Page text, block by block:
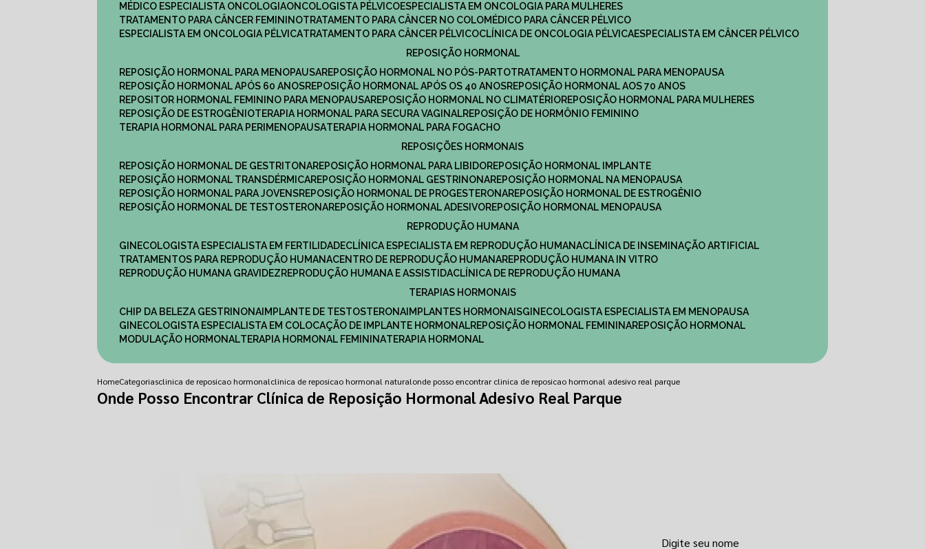
MÉDICO ESPECIALISTA ONCOLOGIA
ONCOLOGISTA PÉLVICO ESPECIALISTA EM ONCOLOGIA PARA MULHERES
TRATAMENTO PARA CÂNCER FEMININO
TRATAMENTO PARA CÂNCER NO COLO
MÉDICO PARA CÂNCER PÉLVICO
ESPECIALISTA EM ONCOLOGIA PÉLVICA
TRATAMENTO PARA CÂNCER PÉLVICO CLÍNICA DE ONCOLOGIA PÉLVICA ESPECIALISTA EM CÂNCER PÉLVICO
REPOSIÇÃO HORMONAL
REPOSIÇÃO HORMONAL PARA MENOPAUSA
REPOSIÇÃO HORMONAL NO PÓS-PARTO
TRATAMENTO HORMONAL PARA MENOPAUSA
REPOSIÇÃO HORMONAL APÓS 60 ANOS
REPOSIÇÃO HORMONAL APÓS OS 40 ANOS
REPOSIÇÃO HORMONAL AOS 70 ANOS
REPOSITOR HORMONAL FEMININO PARA MENOPAUSA
REPOSIÇÃO HORMONAL NO CLIMATÉRIO
REPOSIÇÃO HORMONAL PARA MULHERES
REPOSIÇÃO DE ESTROGÊNIO
TERAPIA HORMONAL PARA SECURA VAGINAL
REPOSIÇÃO DE HORMÔNIO FEMININO
TERAPIA HORMONAL PARA PERIMENOPAUSA
TERAPIA HORMONAL PARA FOGACHO
REPOSIÇÕES HORMONAIS
REPOSIÇÃO HORMONAL DE GESTRITONA
REPOSIÇÃO HORMONAL PARA LIBIDO
REPOSIÇÃO HORMONAL IMPLANTE
REPOSIÇÃO HORMONAL TRANSDÉRMICA
REPOSIÇÃO HORMONAL GESTRINONA
REPOSIÇÃO HORMONAL NA MENOPAUSA
REPOSIÇÃO HORMONAL PARA JOVENS
REPOSIÇÃO HORMONAL DE PROGESTERONA
REPOSIÇÃO HORMONAL DE ESTROGÊNIO
REPOSIÇÃO HORMONAL DE TESTOSTERONA
REPOSIÇÃO HORMONAL ADESIVO
REPOSIÇÃO HORMONAL MENOPAUSA
REPRODUÇÃO HUMANA
GINECOLOGISTA ESPECIALISTA EM FERTILIDADE
CLÍNICA ESPECIALISTA EM REPRODUÇÃO HUMANA
CLÍNICA DE INSEMINAÇÃO ARTIFICIAL
TRATAMENTOS PARA REPRODUÇÃO HUMANA
CENTRO DE REPRODUÇÃO HUMANA
REPRODUÇÃO HUMANA IN VITRO
REPRODUÇÃO HUMANA GRAVIDEZ
REPRODUÇÃO HUMANA E ASSISTIDA
CLÍNICA DE REPRODUÇÃO HUMANA
TERAPIAS HORMONAIS
CHIP DA BELEZA GESTRINONA IMPLANTE DE TESTOSTERONA IMPLANTES HORMONAIS
GINECOLOGISTA ESPECIALISTA EM MENOPAUSA
GINECOLOGISTA ESPECIALISTA EM COLOCAÇÃO DE IMPLANTE HORMONAL
REPOSIÇÃO HORMONAL FEMININA
REPOSIÇÃO HORMONAL
MODULAÇÃO HORMONAL
TERAPIA HORMONAL FEMININA TERAPIA HORMONAL
HomeCategoriasclinica de reposicao hormonalclinica de reposicao hormonal naturalonde posso encontrar clinica de reposicao hormonal adesivo real parque
Onde Posso Encontrar Clínica de Reposição Hormonal Adesivo Real Parque
Digite seu nome